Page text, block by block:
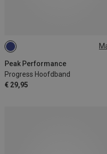
Peak Performance
Progress Hoofdband
€ 29,95
L|XL